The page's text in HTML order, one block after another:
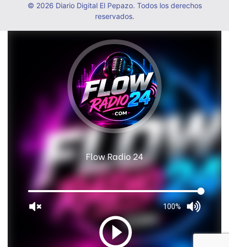
© 2026 Diario Digital El Pepazo. Todos los derechos
reservados.